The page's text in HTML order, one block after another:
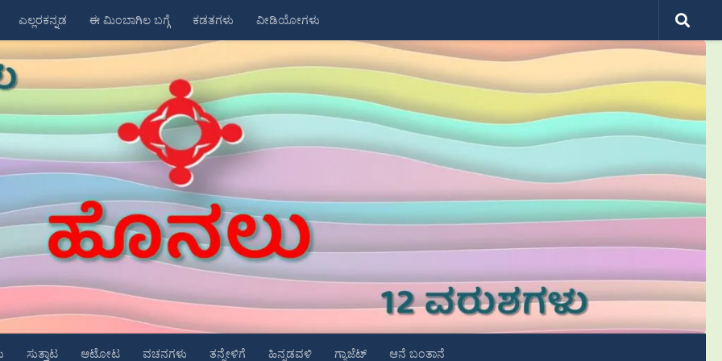
ಎಲ್ಲರಕನ್ನಡ ಈ ಮಿಂಬಾಗಿಲ ಬಗ್ಗೆ ಕಡತಗಳು ವೀಡಿಯೋಗಳು
ಸುತ್ತಾಟ ಆಟೋಟ ವಚನಗಳು ತನ್ನೇಳಿಗೆ ಹಿನ್ನಡವಳಿ ಗ್ಯಾಜೆಟ್ ಆನೆ ಬಂತಾನೆ